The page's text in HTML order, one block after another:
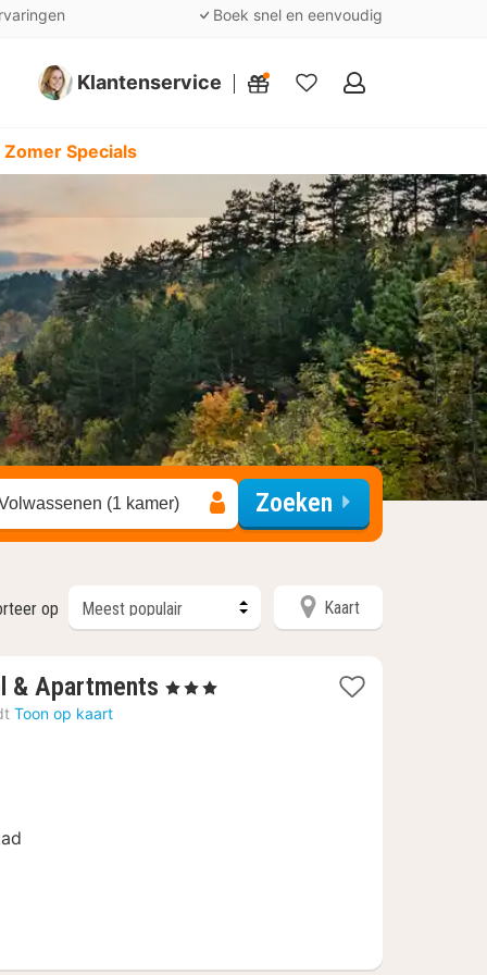
Boek snel en eenvoudig
Klantenservice
Mijn
Specials
(1 kamer) Zoeken
op Kaart
& Apartments 1
, 3 Sterren
Toon op kaart